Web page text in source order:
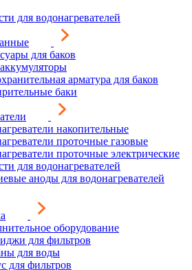
для водонагревателей
для баков
арматура для баков
баки
накопительные
проточные газовые
проточные электрические
для водонагревателей
аноды для водонагревателей
оборудование
для фильтров
для воды
для фильтров